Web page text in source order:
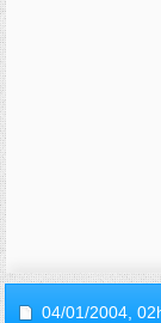
04/01/2004,